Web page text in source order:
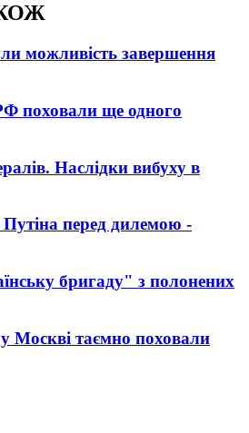
можливість завершення
поховали ще одного
Наслідки вибуху в
перед дилемою -
бригаду" з полонених
Москві таємно поховали